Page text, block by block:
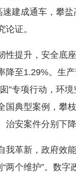
速建成通车，攀
证。
提升，安全底座
降至1.29%。生
”专项行动，环
国典型案例，攀
治安案件分别下
革新，政府效能
“两个维护”。数